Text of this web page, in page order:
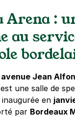
Arena :
au
Jean
est une salle de
en
par Bordeaux